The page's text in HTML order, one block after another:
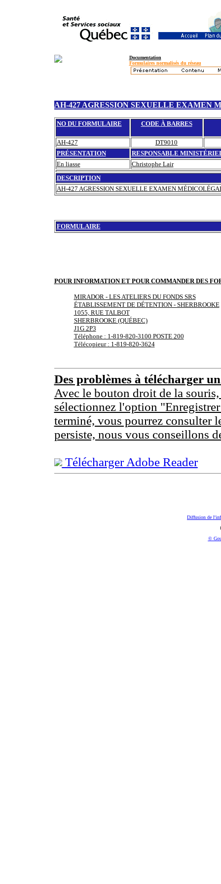
Documentation
Formulaires normalisés du réseau
AH-427 AGRESSION SEXUELLE EXAMEN
NO DU FORMULAIRE CODE À BARRES
AH-427
DT9010
PRÉSENTATION
RESPONSABLE
En liasse
Christophe Lair
DESCRIPTION
AH-427 AGRESSION SEXUELLE EXAMEN
FORMULAIRE
POUR INFORMATION ET POUR COMMANDER DES
MIRADOR - LES ATELIERS DU FONDS SRS
ÉTABLISSEMENT DE DÉTENTION - SHERBROOKE
1055, RUE TALBOT
SHERBROOKE (QUÉBEC)
J1G 2P3
Téléphone : 1-819-820-3100 POSTE 200
Télécopieur : 1-819-820-3624
Des problèmes à télécharger
Avec le bouton droit de la
sélectionnez l'option
terminé, vous pourrez consulter
persiste, nous vous conseillons
Télécharger Adobe Reader
Diffusion de
©